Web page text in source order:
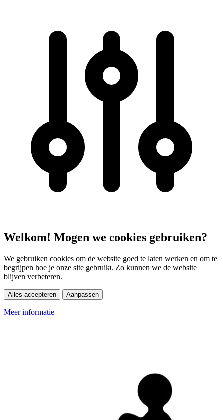
Welkom! Mogen we cookies gebruiken?
We gebruiken cookies om de website goed te laten werken en om te
begrijpen hoe je onze site gebruikt. Zo kunnen we de website
blijven verbeteren.
Alles accepteren Aanpassen
Meer informatie